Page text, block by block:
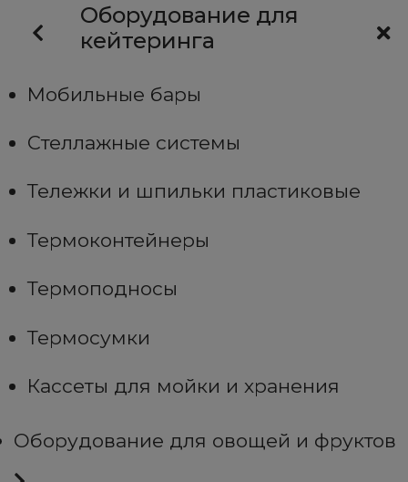
Оборудование для
кейтеринга
Мобильные бары
Стеллажные системы
Тележки и шпильки пластиковые
Термоконтейнеры
Термоподносы
Термосумки
Кассеты для мойки и хранения
Оборудование для овощей и фруктов